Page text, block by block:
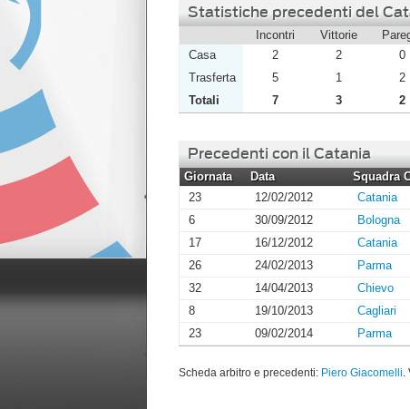
Statistiche precedenti del
Incontri Vittorie
Casa
2 2 0
Trasferta
5 1 2
Totali
7 3 2
Precedenti con il Catania
Giornata Data Squadra
23
12/02/2012 Catania
6
30/09/2012 Bologna
17
16/12/2012 Catania
26
24/02/2013 Parma
32
14/04/2013 Chievo
8
19/10/2013 Cagliari
23
09/02/2014 Parma
Scheda arbitro e precedenti: Piero Giacomelli.